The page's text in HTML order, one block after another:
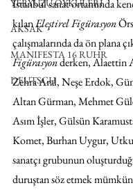
YERYÜZÜ ÖYKÜLERİ
AKSAK
MANIFESTA 16 RUHR
DEUTSCH
İstanbul sanat ortamında
kılan Eleştirel Figürasyon
çalışmalarında da ön plana
Figürasyon derken, Alaettin
Zehra Aral, Neşe Erdok,
Altan Gürman, Mehmet
Asım İşler, Gülsün
Komet, Burhan Uygur, Utku
sanatçı grubunun
duruştan söz etmek